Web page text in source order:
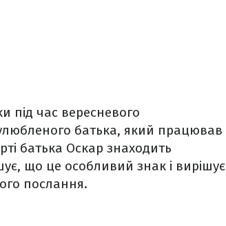
під час вересневого
батька, який працював
батька Оскар знаходить
що це особливий знак і вирішує
послання.